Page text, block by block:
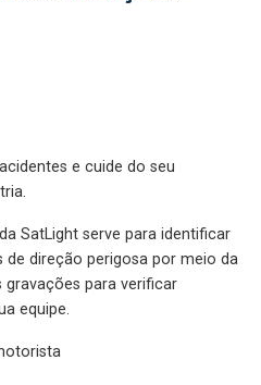
e cuide do seu
SatLight serve para identificar
direção perigosa por meio da
gravações para verificar
equipe.